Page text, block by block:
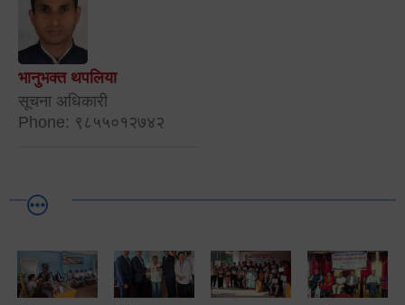
भानुभक्त थपलिया
सूचना अधिकारी
Phone: ९८५५०१२७४२